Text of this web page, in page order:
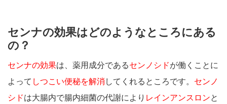
センナの効果はどのようなところにある
の？
センナの効果は、薬用成分であるセンノシドが働くことに
よって しつこい便秘を解消 してくれるところです。 センノ
シドは大腸内で腸内細菌の代謝により レインアンスロンと